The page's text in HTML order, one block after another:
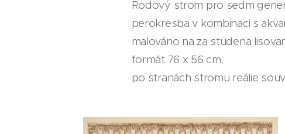
Rodový strom pro sedm
perokresba v kombinaci s
malováno na za studena
formát 76 x 56 cm,
po stranách stromu reálie